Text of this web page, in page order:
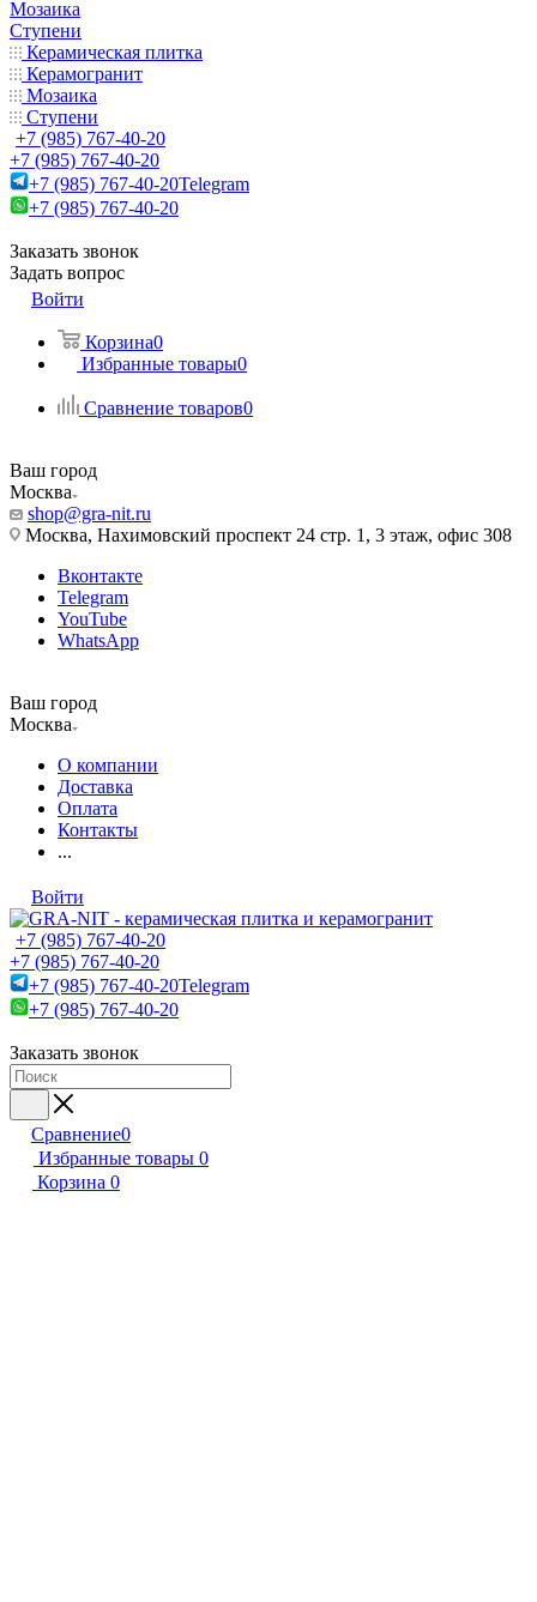
Мозаика
Ступени
Керамическая плитка
Керамогранит
Мозаика
Ступени
+7 (985) 767-40-20
+7 (985) 767-40-20
+7 (985) 767-40-20Telegram
+7 (985) 767-40-20
Заказать звонок
Задать вопрос
Войти
Корзина0
Избранные товары0
Сравнение товаров0
Ваш город
Москва
shop@gra-nit.ru
Москва, Нахимовский проспект 24 стр. 1, 3 этаж, офис 308
Вконтакте
Telegram
YouTube
WhatsApp
Ваш город
Москва
О компании
Доставка
Оплата
Контакты
...
Войти
+7 (985) 767-40-20
+7 (985) 767-40-20
+7 (985) 767-40-20Telegram
+7 (985) 767-40-20
Заказать звонок
Сравнение0
Избранные товары 0
Корзина 0